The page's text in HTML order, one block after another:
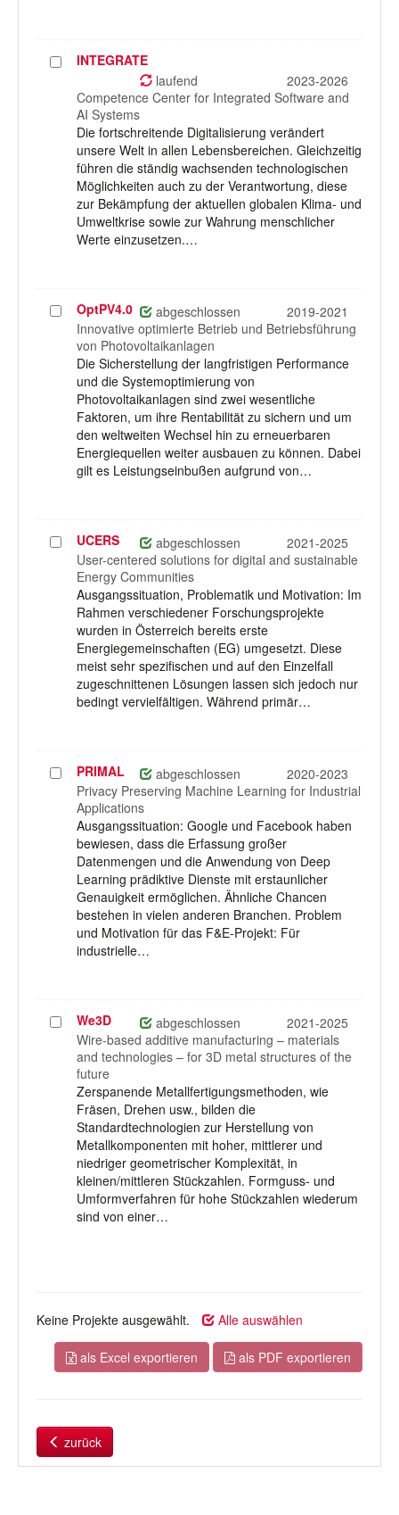
ProjektINTEGRATE
laufend
2023-2026
Competence Center for Integrated Software and
AI Systems
Die fortschreitende Digitalisierung verändert
unsere Welt in allen Lebensbereichen. Gleichzeitig
führen die ständig wachsenden technologischen
Möglichkeiten auch zu der Verantwortung, diese
zur Bekämpfung der aktuellen globalen Klima- und
Umweltkrise sowie zur Wahrung menschlicher
Werte einzusetzen.…
Projekt
auswählen
OptPV4.0 abgeschlossen
2019-2021
Innovative optimierte Betrieb und Betriebsführung
von Photovoltaikanlagen
Die Sicherstellung der langfristigen Performance
und die Systemoptimierung von
Photovoltaikanlagen sind zwei wesentliche
Faktoren, um ihre Rentabilität zu sichern und um
den weltweiten Wechsel hin zu erneuerbaren
Energiequellen weiter ausbauen zu können. Dabei
gilt es Leistungseinbußen aufgrund von…
Projekt
auswählen
UCERS abgeschlossen
2021-2025
User-centered solutions for digital and sustainable
Energy Communities
Ausgangssituation, Problematik und Motivation: Im
Rahmen verschiedener Forschungsprojekte
wurden in Österreich bereits erste
Energiegemeinschaften (EG) umgesetzt. Diese
meist sehr spezifischen und auf den Einzelfall
zugeschnittenen Lösungen lassen sich jedoch nur
bedingt vervielfältigen. Während primär…
Projekt
auswählen
PRIMAL abgeschlossen
2020-2023
Privacy Preserving Machine Learning for Industrial
Applications
Ausgangssituation: Google und Facebook haben
bewiesen, dass die Erfassung großer
Datenmengen und die Anwendung von Deep
Learning prädiktive Dienste mit erstaunlicher
Genauigkeit ermöglichen. Ähnliche Chancen
bestehen in vielen anderen Branchen. Problem
und Motivation für das F&E-Projekt: Für
industrielle…
Projekt
auswählen
We3D abgeschlossen
2021-2025
Wire-based additive manufacturing – materials
and technologies – for 3D metal structures of the
future
Zerspanende Metallfertigungsmethoden, wie
Fräsen, Drehen usw., bilden die
Standardtechnologien zur Herstellung von
Metallkomponenten mit hoher, mittlerer und
niedriger geometrischer Komplexität, in
kleinen/mittleren Stückzahlen. Formguss- und
Umformverfahren für hohe Stückzahlen wiederum
sind von einer…
Keine Projekte ausgewählt. Alle auswählen
als Excel exportieren als PDF exportieren
zurück